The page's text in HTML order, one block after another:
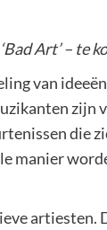
Art’ – te
van
zijn
die
manier
artiesten.